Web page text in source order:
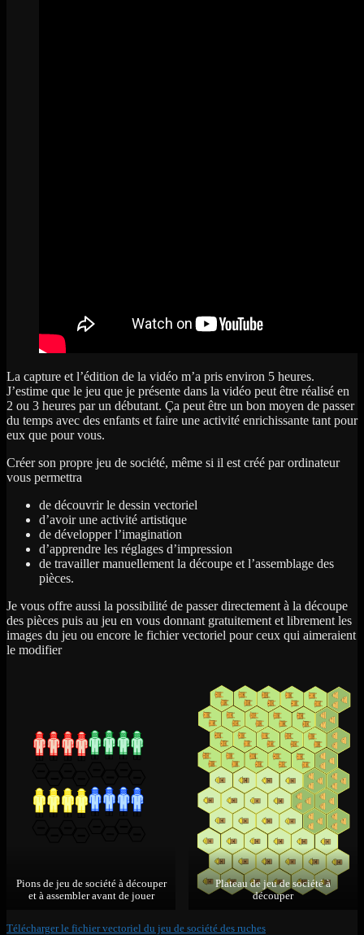
La capture et l’édition de la vidéo m’a pris environ 5 heures.
J’estime que le jeu que je présente dans la vidéo peut être réalisé en
2 ou 3 heures par un débutant. Ça peut être un bon moyen de passer
du temps avec des enfants et faire une activité enrichissante tant pour
eux que pour vous.
Créer son propre jeu de société, même si il est créé par ordinateur
vous permettra
de découvrir le dessin vectoriel
d’avoir une activité artistique
de développer l’imagination
d’apprendre les réglages d’impression
de travailler manuellement la découpe et l’assemblage des
pièces.
Je vous offre aussi la possibilité de passer directement à la découpe
des pièces puis au jeu en vous donnant gratuitement et librement les
images du jeu ou encore le fichier vectoriel pour ceux qui aimeraient
le modifier
Pions de jeu de société à découper
et à assembler avant de jouer
Plateau de jeu de société à
découper
Télécharger le fichier vectoriel du jeu de société des ruches